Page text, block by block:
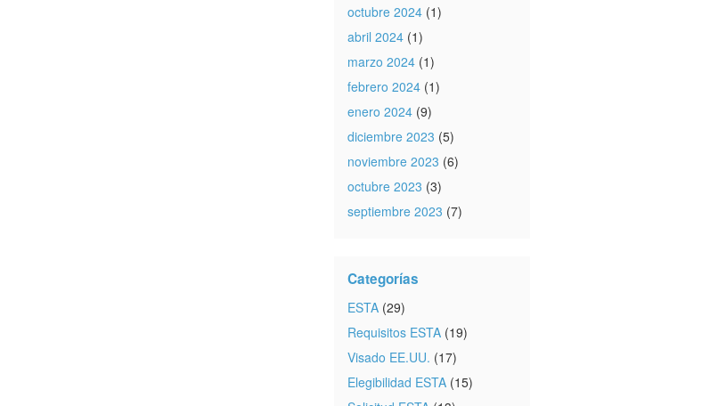
octubre 2024 (1)
abril 2024 (1)
marzo 2024 (1)
febrero 2024 (1)
enero 2024 (9)
diciembre 2023 (5)
noviembre 2023 (6)
octubre 2023 (3)
septiembre 2023 (7)
Categorías
ESTA (29)
Requisitos ESTA (19)
Visado EE.UU. (17)
Elegibilidad ESTA (15)